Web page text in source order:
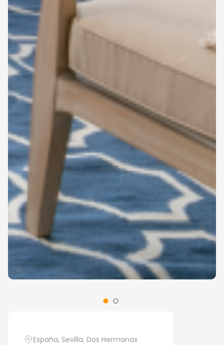
España, Sevilla, Dos Hermanas